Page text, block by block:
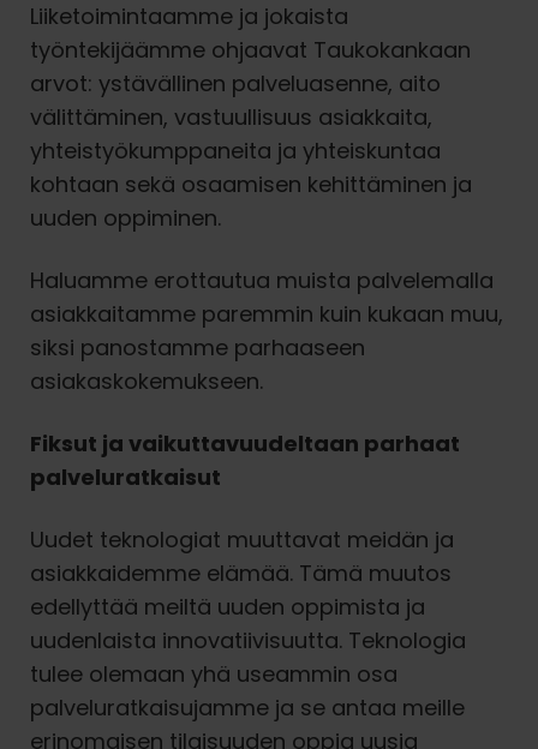
Liiketoimintaamme ja jokaista
työntekijäämme ohjaavat Taukokankaan
arvot: ystävällinen palveluasenne, aito
välittäminen, vastuullisuus asiakkaita,
yhteistyökumppaneita ja yhteiskuntaa
kohtaan sekä osaamisen kehittäminen ja
uuden oppiminen.
Haluamme erottautua muista palvelemalla
asiakkaitamme paremmin kuin kukaan muu,
siksi panostamme parhaaseen
asiakaskokemukseen.
Fiksut ja vaikuttavuudeltaan parhaat
palveluratkaisut
Uudet teknologiat muuttavat meidän ja
asiakkaidemme elämää. Tämä muutos
edellyttää meiltä uuden oppimista ja
uudenlaista innovatiivisuutta. Teknologia
tulee olemaan yhä useammin osa
palveluratkaisujamme ja se antaa meille
erinomaisen tilaisuuden oppia uusia